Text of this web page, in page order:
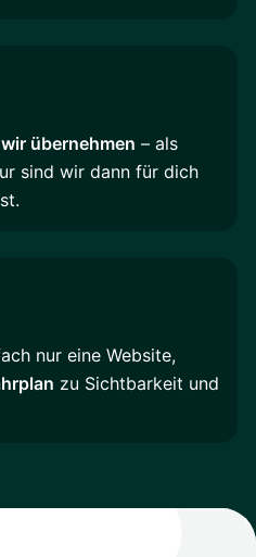
übernehmen – als
sind wir dann für dich
nur eine Website,
zu Sichtbarkeit und